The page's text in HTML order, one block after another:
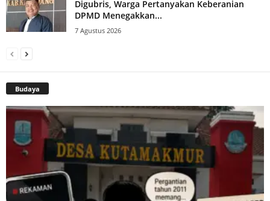
Digubris, Warga Pertanyakan Keberanian
DPMD Menegakkan...
7 Agustus 2026
Budaya